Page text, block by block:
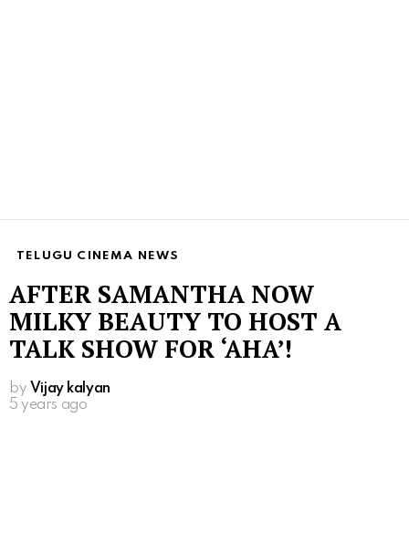
TELUGU CINEMA NEWS
AFTER SAMANTHA NOW
MILKY BEAUTY TO HOST A
TALK SHOW FOR ‘AHA’!
by Vijay kalyan
5 years ago